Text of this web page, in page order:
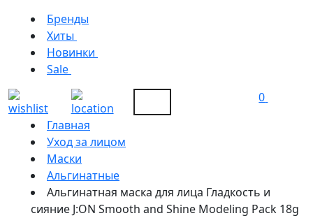
Бренды
Хиты
Новинки
Sale
0
Главная
Уход за лицом
Маски
Альгинатные
Альгинатная маска для лица Гладкость и
сияние J:ON Smooth and Shine Modeling Pack 18g